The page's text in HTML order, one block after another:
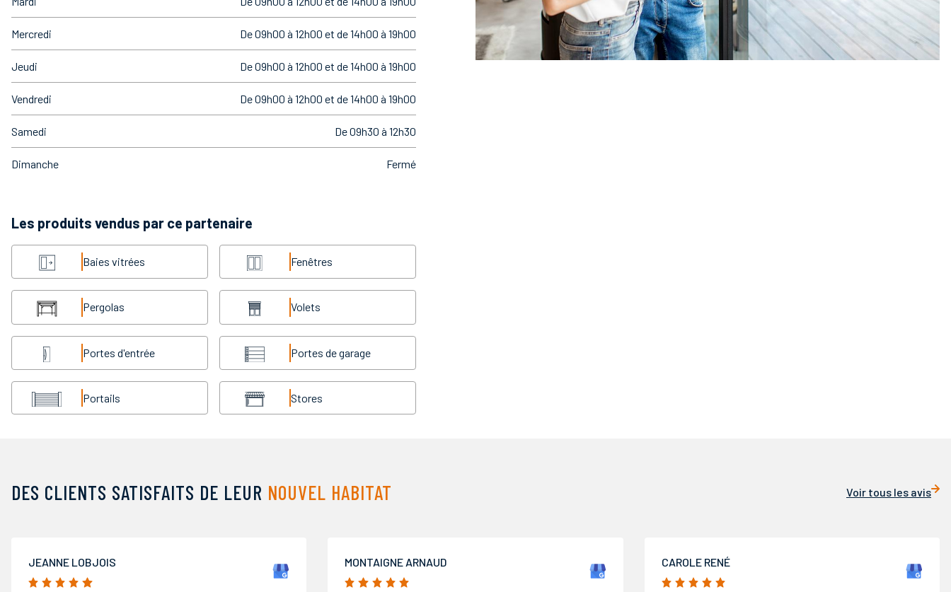
Mercredi De 09h00 à 12h00 et de 14h00 à 19h00
Jeudi De 09h00 à 12h00 et de 14h00 à 19h00
Vendredi De 09h00 à 12h00 et de 14h00 à 19h00
Samedi De 09h30 à 12h30
Dimanche Fermé
Les produits vendus par ce partenaire
Baies vitrées Fenêtres
Pergolas Volets
Portes d'entrée Portes de garage
Portails Stores
DES CLIENTS SATISFAITS DE LEUR NOUVEL HABITAT Voir tous les avis
MONTAIGNE ARNAUD
5/5
CAROLE RENÉ
5/5
FABIENNE MUSSARD
5/5